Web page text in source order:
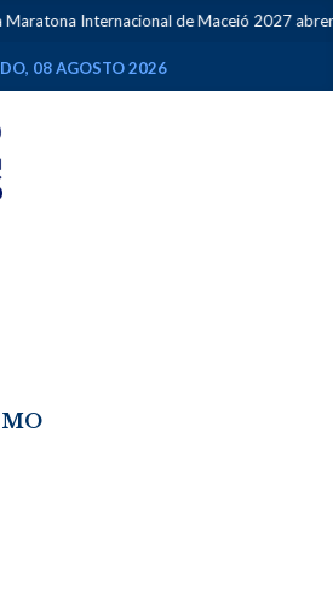
Internacional de Maceió 2027 abrem
08 AGOSTO 2026